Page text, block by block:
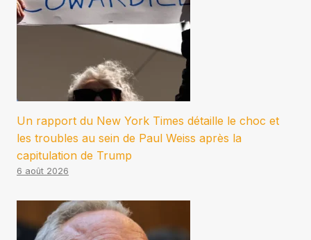
Un rapport du New York Times détaille le choc et
les troubles au sein de Paul Weiss après la
capitulation de Trump
6 août 2026